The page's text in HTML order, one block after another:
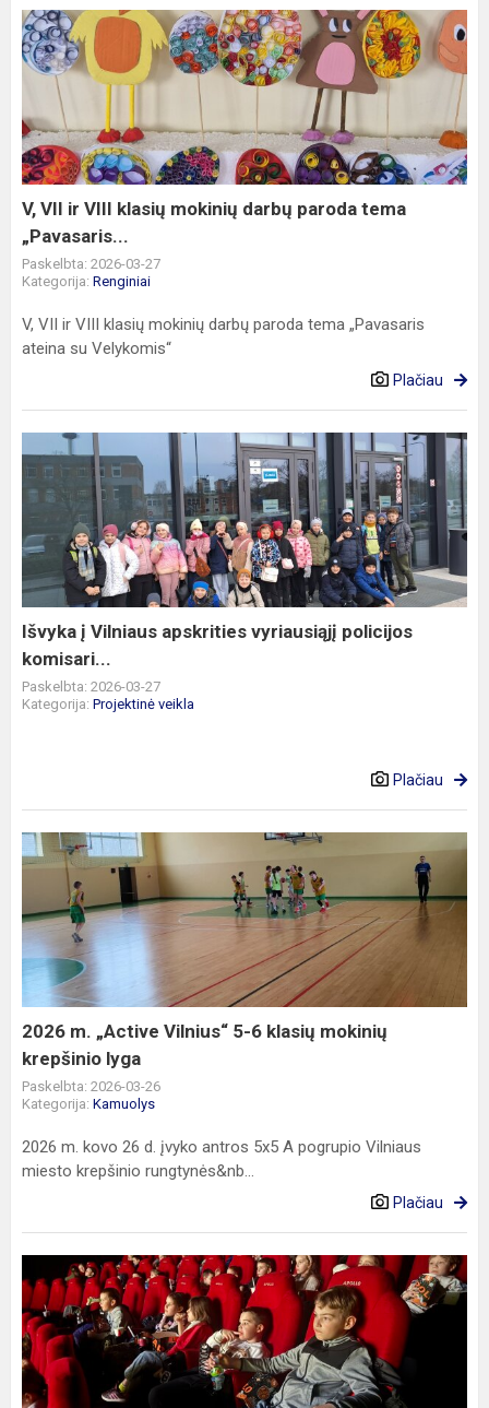
V,
VII
ir
klasių
mokinių
darbų
paroda
tema
„Pavasaris...
V, VII ir VIII klasių mokinių darbų paroda tema
„Pavasaris...
Paskelbta: 2026-03-27
Kategorija: Renginiai
V, VII ir VIII klasių mokinių darbų paroda tema „Pavasaris
ateina su Velykomis“
Plačiau
Išvyka
Vilniaus
apskrities
vyriausiąjį
policijos
komisari...
Išvyka į Vilniaus apskrities vyriausiąjį policijos
komisari...
Paskelbta: 2026-03-27
Kategorija: Projektinė veikla
Plačiau
2026
m.
„Active
Vilnius“
5-
6
klasių
mokinių
krepšinio
lyga
2026 m. „Active Vilnius“ 5-6 klasių mokinių
krepšinio lyga
Paskelbta: 2026-03-26
Kategorija: Kamuolys
2026 m. kovo 26 d. įvyko antros 5x5 A pogrupio Vilniaus
miesto krepšinio rungtynės&nb...
Plačiau
Mokausi
iš
kino